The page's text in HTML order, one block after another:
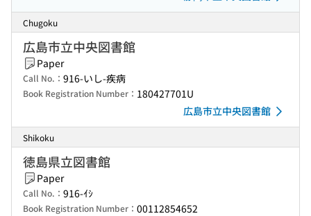
Chugoku
広島市立中央図書館
Paper
Call No.： 916-いし-疾病
Book Registration Number： 180427701U
広島市立中央図書館
Shikoku
徳島県立図書館
Paper
Call No.： 916-ｲｼ
Book Registration Number： 00112854652